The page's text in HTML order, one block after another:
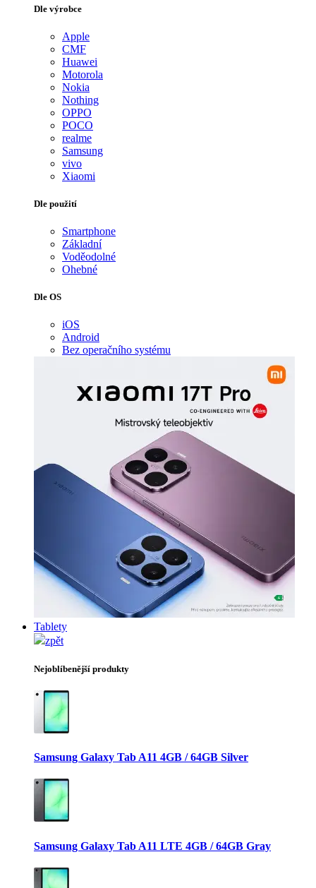
Dle výrobce
Apple
CMF
Huawei
Motorola
Nokia
Nothing
OPPO
POCO
realme
Samsung
vivo
Xiaomi
Dle použití
Smartphone
Základní
Voděodolné
Ohebné
Dle OS
iOS
Android
Bez operačního systému
Tablety
zpět
Nejoblíbenější produkty
Samsung Galaxy Tab A11 4GB / 64GB Silver
Samsung Galaxy Tab A11 LTE 4GB / 64GB Gray